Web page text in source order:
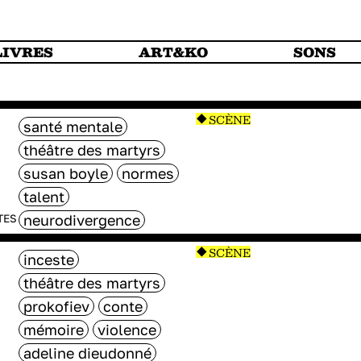
ART&KO SONS
santé mentale
théâtre des martyrs
susan boyle
normes
talent
neurodivergence
SCÈNE
inceste
théâtre des martyrs
prokofiev
conte
mémoire
violence
adeline dieudonné
SCÈNE